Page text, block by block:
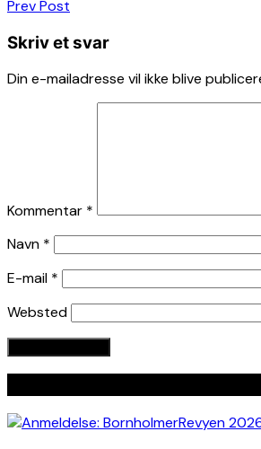
Indlægsnavigation
Prev Post
Skriv et svar
Din e-mailadresse vil ikke blive
Kommentar *
Navn *
E-mail *
Websted